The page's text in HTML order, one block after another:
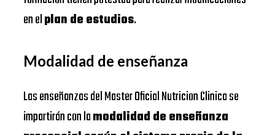
en elplan de estudios.
Modalidad de enseñanza
Las enseñanzas del Master Oficial Nutricion Clinica se
impartirán con lamodalidad de enseñanza